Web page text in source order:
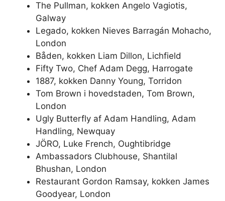
The Pullman, kokken Angelo Vagiotis,
Galway
Legado, kokken Nieves Barragán Mohacho,
London
Båden, kokken Liam Dillon, Lichfield
Fifty Two, Chef Adam Degg, Harrogate
1887, kokken Danny Young, Torridon
Tom Brown i hovedstaden, Tom Brown,
London
Ugly Butterfly af Adam Handling, Adam
Handling, Newquay
JÖRO, Luke French, Oughtibridge
Ambassadors Clubhouse, Shantilal
Bhushan, London
Restaurant Gordon Ramsay, kokken James
Goodyear, London